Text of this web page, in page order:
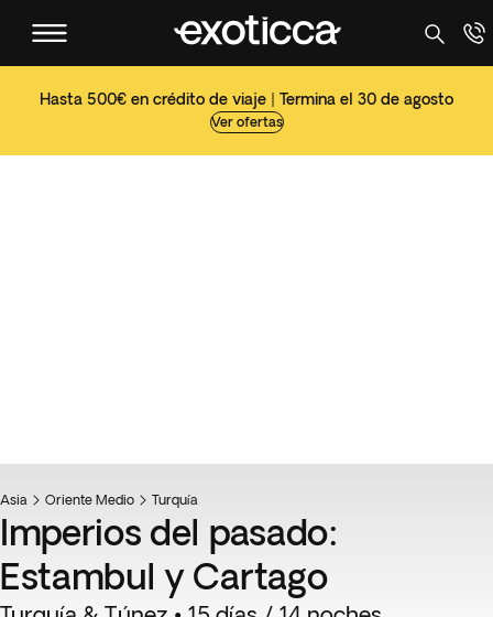
Hasta 500€ en crédito de viaje | Termina el 30 de agosto
Ver ofertas
Asia Oriente Medio Turquía
Imperios del pasado:
Estambul y Cartago